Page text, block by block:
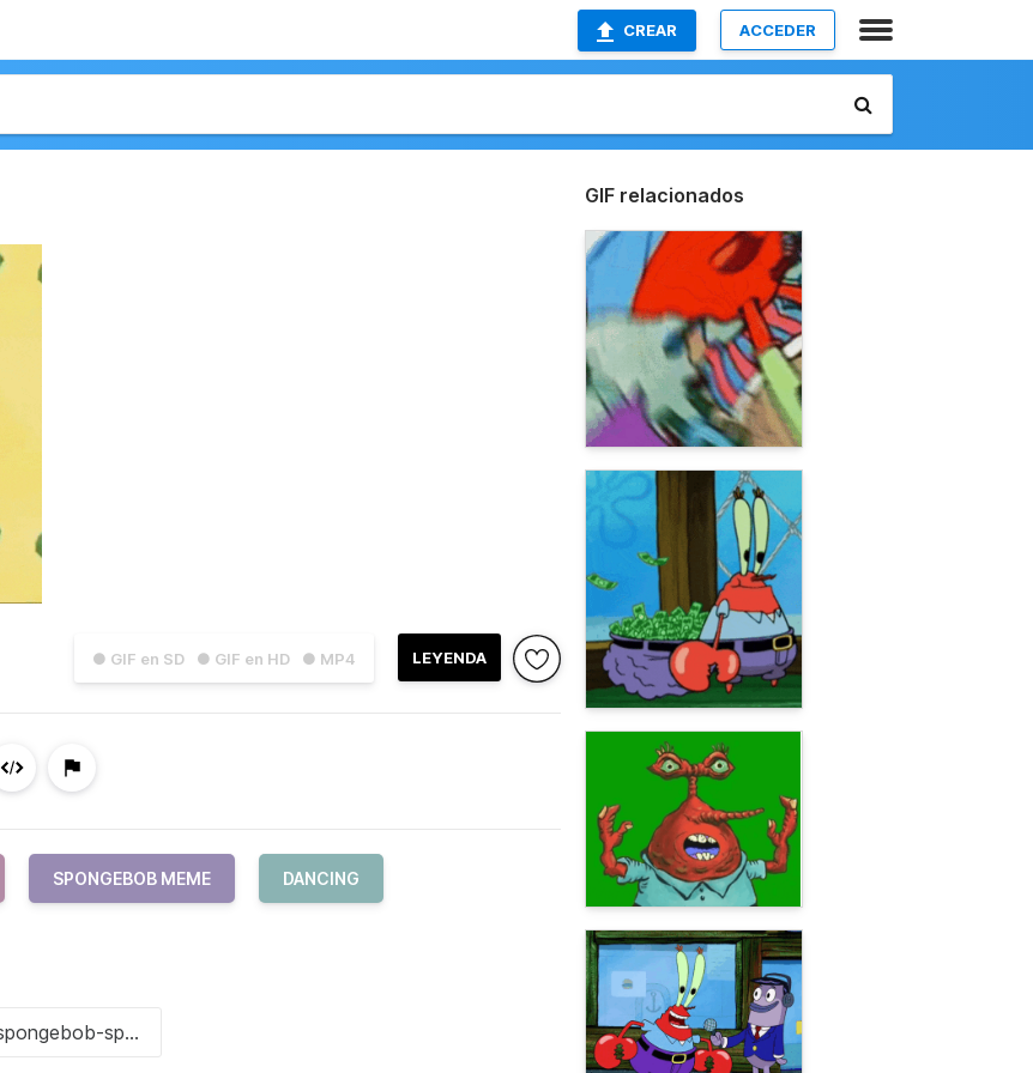
CREAR ACCEDER
● GIF en SD ● GIF en HD ● MP4 LEYENDA
SPONGEBOB MEME DANCING
GIF relacionados